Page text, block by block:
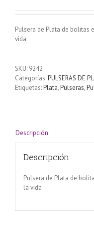
Pulsera de Plata de bolitas
vida
SKU: 9242
Categorías:PULSERAS DE
Etiquetas:Plata,Pulseras,
Descripción
Descripción
Pulsera de Plata de
la vida